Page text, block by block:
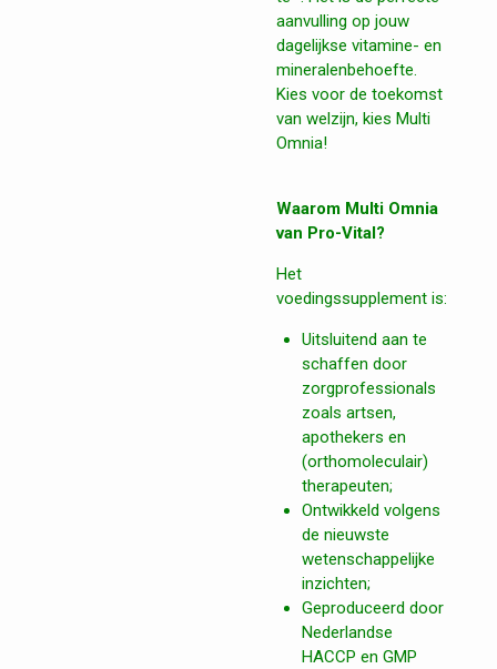
aanvulling op jouw
dagelijkse vitamine- en
mineralenbehoefte.
Kies voor de toekomst
van welzijn, kies Multi
Omnia!
Waarom Multi Omnia
van Pro-Vital?
Het
voedingssupplement is:
Uitsluitend aan te
schaffen door
zorgprofessionals
zoals artsen,
apothekers en
(orthomoleculair)
therapeuten;
Ontwikkeld volgens
de nieuwste
wetenschappelijke
inzichten;
Geproduceerd door
Nederlandse
HACCP en GMP